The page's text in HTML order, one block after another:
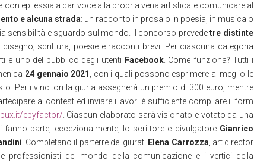
con epilessia a dar voce alla propria vena artistica e comunicare al
e alcuna strada: un racconto in prosa o in poesia, in musica o
sensibilità e sguardo sul mondo. Il concorso prevedetre distinte
scrittura, poesie e racconti brevi. Per ciascuna categoria
e uno del pubblico degli utenti Facebook. Come funziona? Tutti i
24 gennaio 2021
, con i quali possono esprimere al meglio le
Per i vincitori la giuria assegnerà un premio di 300 euro, mentre
al contest ed inviare i lavori è sufficiente compilare il form
epyfactor/ . Ciascun elaborato sarà visionato e votato da una
fanno parte, eccezionalmente, lo scrittore e divulgatore Gianrico
. Completano il parterre dei giurati Elena Carrozza , art director
professionisti del mondo della comunicazione e i vertici della